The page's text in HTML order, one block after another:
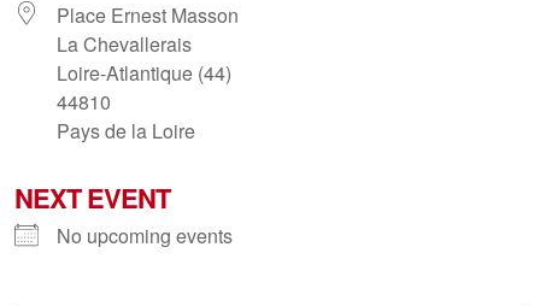
Place Ernest Masson
La Chevallerais
Loire-Atlantique (44)
44810
Pays de la Loire
NEXT EVENT
No upcoming events